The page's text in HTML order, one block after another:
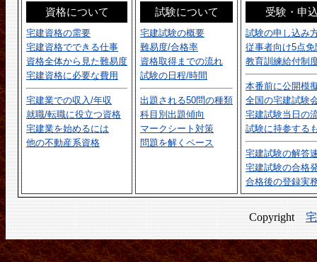
資格について
宅建資格の需要
宅建資格でできる仕事
資格全体から見た難易度
宅建資格に必要な費用
宅建業での収入/年収
就職/転職に役立つ資格
宅建業を始めるには
他の不動産系資格
試験について
宅建試験の概要
難易度/合格率
資格取得までの流れ
試験の日程/時間
出題される50問の種類
科目別出題傾向
マークシート対策
問題を解くペース
受験・申
試験の申し込み
従事者向け5点免
教育訓練給付制
本番前に公開模
全国の宅建試験
宅建試験当日の
試験に持参する
宅建試験の解答
宅建試験の合格
合格後の登録実
Copyright